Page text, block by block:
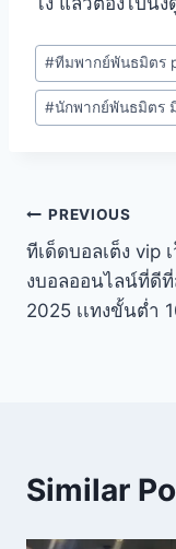
#ทีมพากย์พันธมิตร
#นักพากย์พันธมิตร
PREVIOUS
ทีเด็ดบอลเต็ง vip เ
งบอลออนไลน์ที่ดี
2025 เเทงขั้นต่ำ
Similar